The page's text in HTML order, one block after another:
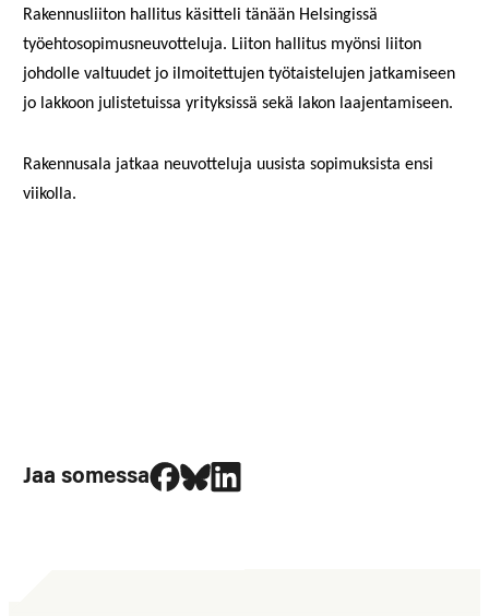
Rakennusliiton hallitus käsitteli tänään Helsingissä
työehtosopimusneuvotteluja. Liiton hallitus myönsi liiton
johdolle valtuudet jo ilmoitettujen työtaistelujen jatkamiseen
jo lakkoon julistetuissa yrityksissä sekä lakon laajentamiseen.
Rakennusala jatkaa neuvotteluja uusista sopimuksista ensi
viikolla.
Jaa somessa
Jaa Facebookissa
Jaa Blueskyssa
Jaa LinkedIn:ssä